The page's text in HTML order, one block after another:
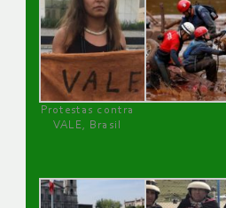
Protestas contra
VALE, Brasil